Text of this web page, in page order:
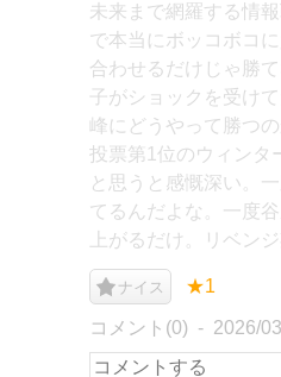
未来まで網羅する情
で本当にボッコボコ
合わせるだけじゃ勝
子がショックを受け
峰にどうやって勝つ
投票第1位のウィンタ
と思うと感慨深い。
てるんだよな。一度
上がるだけ。リベン
ナイス ★1
コメント(0) 2026/